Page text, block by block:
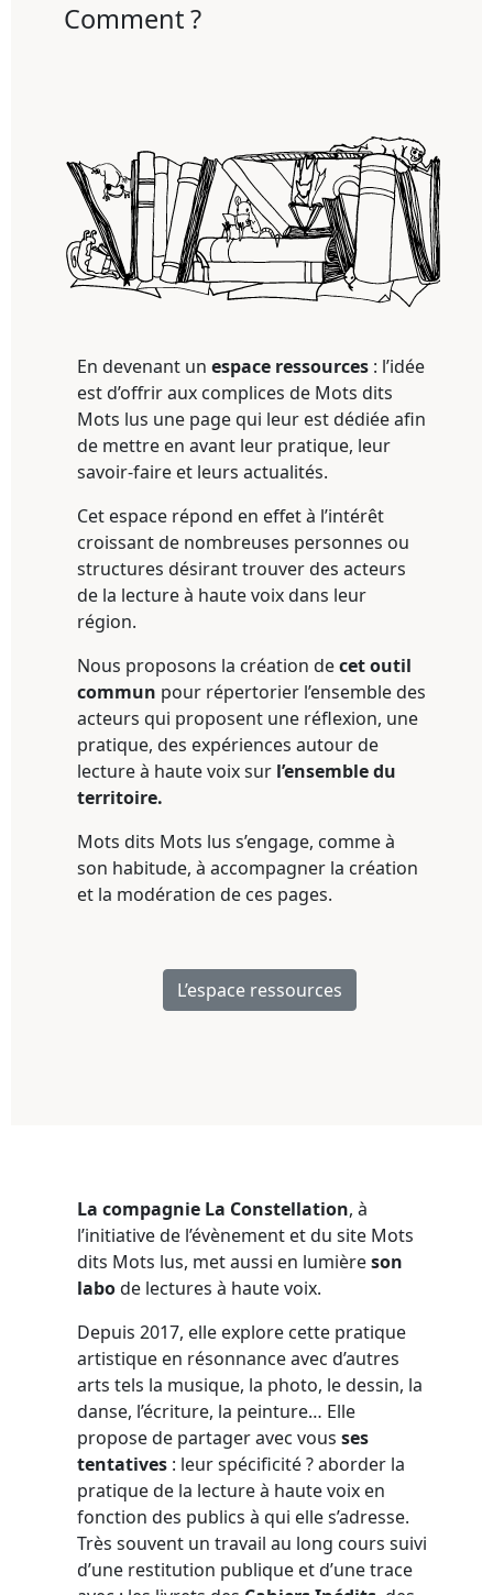
Comment ?
En devenant un espace ressources : l’idée
est d’offrir aux complices de Mots dits
Mots lus une page qui leur est dédiée afin
de mettre en avant leur pratique, leur
savoir-faire et leurs actualités.
Cet espace répond en effet à l’intérêt
croissant de nombreuses personnes ou
structures désirant trouver des acteurs
de la lecture à haute voix dans leur
région.
Nous proposons la création decet outil
commun pour répertorier l’ensemble des
acteurs qui proposent une réflexion, une
pratique, des expériences autour de
lecture à haute voix sur l’ensemble du
territoire.
Mots dits Mots lus s’engage, comme à
son habitude, à accompagner la création
et la modération de ces pages.
L’espace ressources
La compagnie La Constellation, à
l’initiative de l’évènement et du site Mots
dits Mots lus, met aussi en lumièreson
labode lectures à haute voix.
Depuis 2017, elle explore cette pratique
artistique en résonnance avec d’autres
arts tels la musique, la photo, le dessin, la
danse, l’écriture, la peinture… Elle
propose de partager avec vous ses
tentatives : leur spécificité ? aborder la
pratique de la lecture à haute voix en
fonction des publics à qui elle s’adresse.
Très souvent un travail au long cours suivi
d’une restitution publique et d’une trace